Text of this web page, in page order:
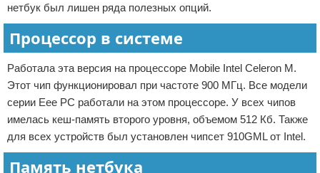
нетбук был лишен ряда полезных опций.
Процессор в системе
Работала эта версия на процессоре Mobile Intel Celeron M.
Этот чип функционировал при частоте 900 МГц. Все модели
серии Eee PC работали на этом процессоре. У всех чипов
имелась кеш-память второго уровня, объемом 512 Кб. Также
для всех устройств был установлен чипсет 910GML от Intel.
Память нетбука